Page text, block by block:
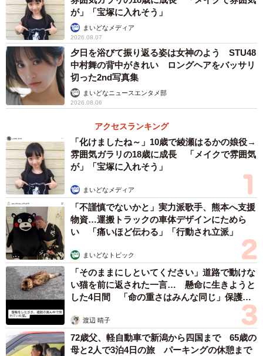
が」「宝塚に入れそう」
まいどなメディア
2026.08.07
夕日を浴びて振り返る姿は女神のよう STU48
中村舞の背中がきれい ロングヘアをバッサリ
切った2nd写真集
まいどなニュースエンタメ部
2026.08.06
アクセスランキング
「化けましたね～」10歳で綾瀬はるかの娘役→
雰囲気ガラリの18歳に成長 「メイクで雰囲気
が」「宝塚に入れそう」
まいどなメディア
「不謹慎でないかと」実力派歌手、熊本へ支援
物資…運搬トラックの車体デザインにためら
い 「痛いほど伝わる」「行動され立派」
まいどなトピック
「そのままにしといてください」道路で動けな
い猫を前に返された一言… 懸命に生きようと
した4日間 「命の重さはみんな同じ」保護団
渡辺 晴子
72歳父、軽自動車で新潟から四国まで 65歳の
母と2人で3泊4日の旅 パーキングの休憩まで